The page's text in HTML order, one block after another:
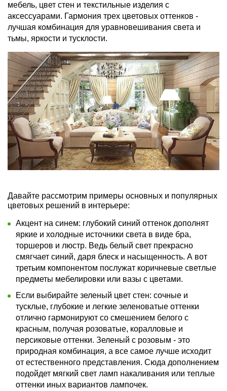
мебель, цвет стен и текстильные изделия с
аксессуарами. Гармония трех цветовых оттенков -
лучшая комбинация для уравновешивания света и
тьмы, яркости и тусклости.
Давайте рассмотрим примеры основных и популярных
цветовых решений в интерьере:
Акцент на синем: глубокий синий оттенок дополнят
яркие и холодные источники света в виде бра,
торшеров и люстр. Ведь белый свет прекрасно
смягчает синий, даря блеск и насыщенность. А вот
третьим компонентом послужат коричневые светлые
предметы мебелировки или вазы с цветами.
Если выбирайте зеленый цвет стен: сочные и
тусклые, глубокие и легкие зеленоватые оттенки
отлично гармонируют со смешением белого с
красным, получая розоватые, коралловые и
персиковые оттенки. Зеленый с розовым - это
природная комбинация, а все самое лучше исходит
от естественного представления. Сюда дополнением
подойдет мягкий свет ламп накаливания или теплые
оттенки иных вариантов лампочек.